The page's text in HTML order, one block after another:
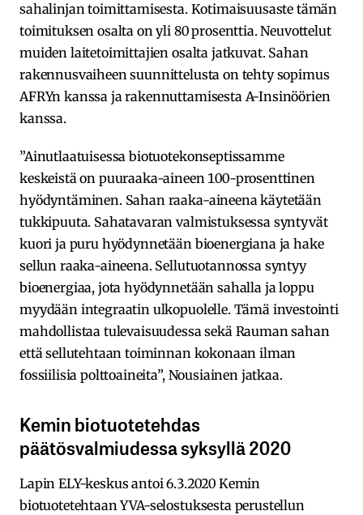
sahalinjan toimittamisesta. Kotimaisuusaste tämän
toimituksen osalta on yli 80 prosenttia. Neuvottelut
muiden laitetoimittajien osalta jatkuvat. Sahan
rakennusvaiheen suunnittelusta on tehty sopimus
AFRYn kanssa ja rakennuttamisesta A-Insinöörien
kanssa.
”Ainutlaatuisessa biotuotekonseptissamme
keskeistä on puuraaka-aineen 100-prosenttinen
hyödyntäminen. Sahan raaka-aineena käytetään
tukkipuuta. Sahatavaran valmistuksessa syntyvät
kuori ja puru hyödynnetään bioenergiana ja hake
sellun raaka-aineena. Sellutuotannossa syntyy
bioenergiaa, jota hyödynnetään sahalla ja loppu
myydään integraatin ulkopuolelle. Tämä investointi
mahdollistaa tulevaisuudessa sekä Rauman sahan
että sellutehtaan toiminnan kokonaan ilman
fossiilisia polttoaineita”, Nousiainen jatkaa.
Kemin biotuotetehdas
päätösvalmiudessa syksyllä 2020
Lapin ELY-keskus antoi 6.3.2020 Kemin
biotuotetehtaan YVA-selostuksesta perustellun